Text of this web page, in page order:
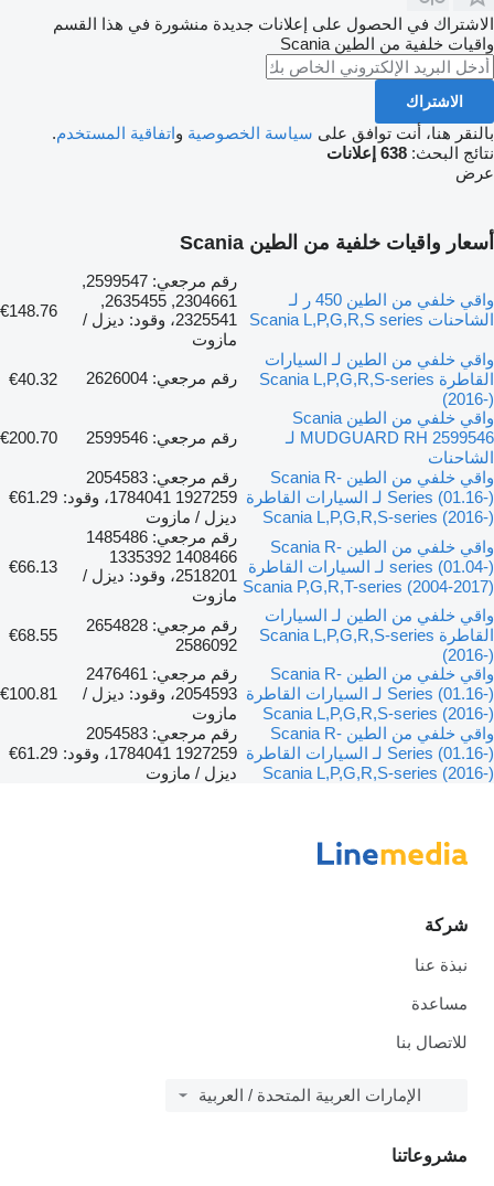
الاشتراك في الحصول على إعلانات جديدة منشورة في هذا القسم
واقيات خلفية من الطين Scania
الاشتراك
بالنقر هنا، أنت توافق على سياسة الخصوصية واتفاقية المستخدم.
نتائج البحث: 638 إعلانات
عرض
أسعار واقيات خلفية من الطين Scania
واقي خلفي من الطين 450 ر لـ
الشاحنات Scania L,P,G,R,S series
رقم مرجعي: 2599547,
2304661, 2635455,
2325541، وقود: ديزل /
مازوت
€148.76
واقي خلفي من الطين لـ السيارات
القاطرة Scania L,P,G,R,S-series
(2016-)
رقم مرجعي: 2626004 €40.32
واقي خلفي من الطين Scania
MUDGUARD RH 2599546 لـ
الشاحنات
رقم مرجعي: 2599546 €200.70
واقي خلفي من الطين Scania R-
Series (01.16-) لـ السيارات القاطرة
Scania L,P,G,R,S-series (2016-)
رقم مرجعي: 2054583
1927259 1784041، وقود:
ديزل / مازوت
€61.29
واقي خلفي من الطين Scania R-
series (01.04-) لـ السيارات القاطرة
Scania P,G,R,T-series (2004-2017)
رقم مرجعي: 1485486
1408466 1335392
2518201، وقود: ديزل /
مازوت
€66.13
واقي خلفي من الطين لـ السيارات
القاطرة Scania L,P,G,R,S-series
(2016-)
رقم مرجعي: 2654828
2586092
€68.55
واقي خلفي من الطين Scania R-
Series (01.16-) لـ السيارات القاطرة
Scania L,P,G,R,S-series (2016-)
رقم مرجعي: 2476461
2054593، وقود: ديزل /
مازوت
€100.81
واقي خلفي من الطين Scania R-
Series (01.16-) لـ السيارات القاطرة
Scania L,P,G,R,S-series (2016-)
رقم مرجعي: 2054583
1927259 1784041، وقود:
ديزل / مازوت
€61.29
شركة
نبذة عنا
مساعدة
للاتصال بنا
الإمارات العربية المتحدة / العربية
مشروعاتنا